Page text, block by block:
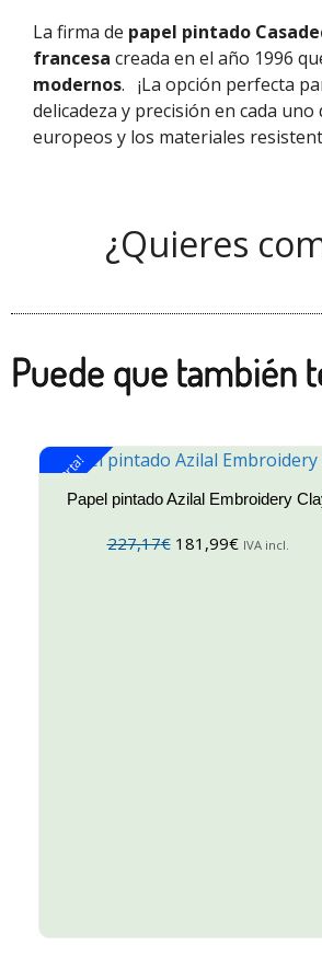
La firma de papel pintado
francesa creada en el año 1996
modernos. ¡La opción perfecta
delicadeza y precisión en cada
europeos y los materiales
¿Quieres
Puede que también
¡Oferta!
Papel pintado Azilal Embroidery
227,17€ 181,99€ IVA incl.